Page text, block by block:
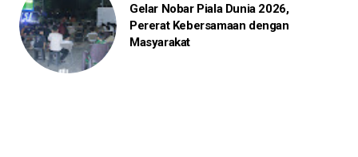
Gelar Nobar Piala Dunia 2026,
Pererat Kebersamaan dengan
Masyarakat